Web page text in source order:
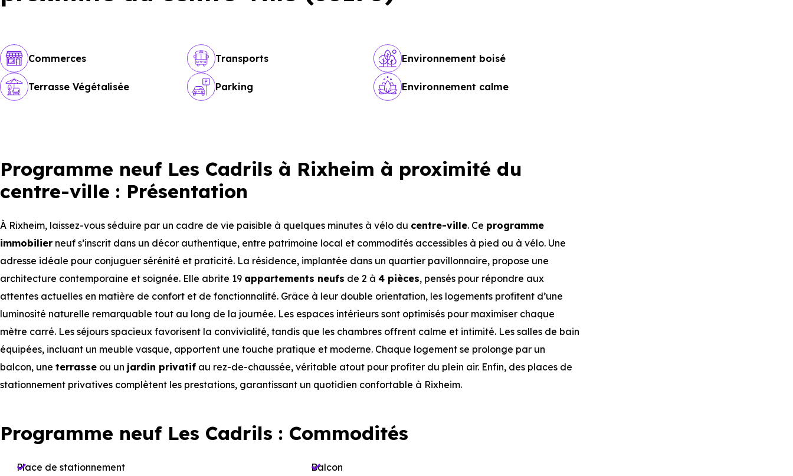
Commerces Transports Environnement boisé
Terrasse Végétalisée Parking Environnement calme
Programme neuf Les Cadrils à Rixheim à proximité du
centre-ville : Présentation
À Rixheim, laissez-vous séduire par un cadre de vie paisible à quelques minutes à vélo du centre-ville. Ce programme
immobilier neuf s’inscrit dans un décor authentique, entre patrimoine local et commodités accessibles à pied ou à vélo. Une
adresse idéale pour conjuguer sérénité et praticité. La résidence, implantée dans un quartier pavillonnaire, propose une
architecture contemporaine et soignée. Elle abrite 19 appartements neufs de 2 à 4 pièces, pensés pour répondre aux
attentes actuelles en matière de confort et de fonctionnalité. Grâce à leur double orientation, les logements profitent d’une
luminosité naturelle remarquable tout au long de la journée. Les espaces intérieurs sont optimisés pour maximiser chaque
mètre carré. Les séjours spacieux favorisent la convivialité, tandis que les chambres offrent calme et intimité. Les salles de bain
équipées, incluant un meuble vasque, apportent une touche pratique et moderne. Chaque logement se prolonge par un
balcon, une terrasse ou un jardin privatif au rez-de-chaussée, véritable atout pour profiter du plein air. Enfin, des places de
stationnement privatives complètent les prestations, garantissant un quotidien confortable à Rixheim.
Programme neuf Les Cadrils : Commodités
Place de stationnement
Balcon